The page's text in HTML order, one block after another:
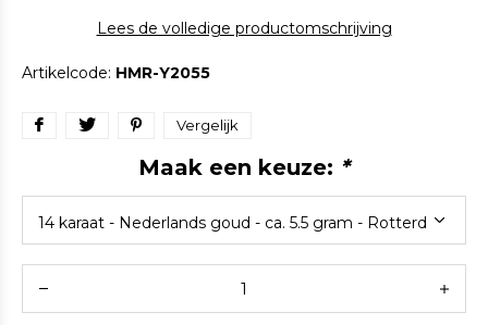
Lees de volledige productomschrijving
Artikelcode: HMR-Y2055
Vergelijk
Maak een keuze: *